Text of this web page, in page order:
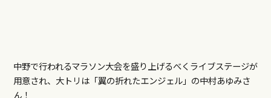
中野で行われるマラソン大会を盛り上げるべくライブステージが
用意され、大トリは「翼の折れたエンジェル」の中村あゆみさ
ん！